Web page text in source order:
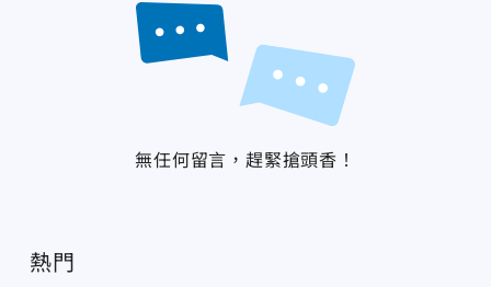
無任何留言，趕緊搶頭香！
熱門